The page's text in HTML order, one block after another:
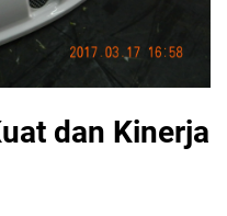
dan Kinerja